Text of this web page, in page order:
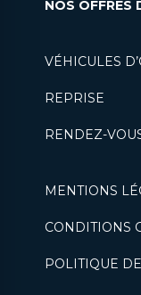
NOS OFFRES
VÉHICULES
REPRISE
RENDEZ-
MENTIONS
CONDITIONS
POLITIQUE